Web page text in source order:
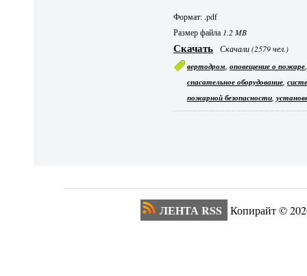
Формат: .pdf
Размер файла 1.2 MB
Скачать Скачали (2579 чел.)
вертодром,оповещение о пожаре
спасательное оборудование,
пожарной безопасности,
ЛЕНТА RSS Копирайт ©